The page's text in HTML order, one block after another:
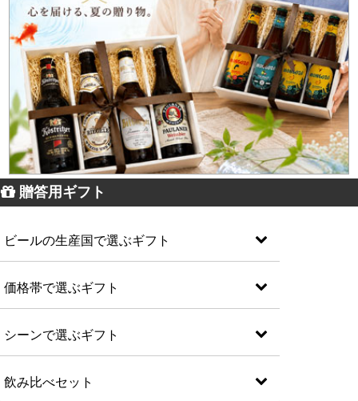
贈答用ギフト
ビールの生産国で選ぶギフト
価格帯で選ぶギフト
シーンで選ぶギフト
飲み比べセット